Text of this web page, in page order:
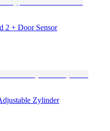
2 + Door Sensor
Zylinder